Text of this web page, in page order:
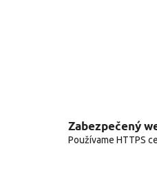
Zabezpečený
Používame HTTPS